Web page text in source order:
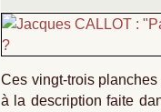
Ces vingt-trois
à la description faite